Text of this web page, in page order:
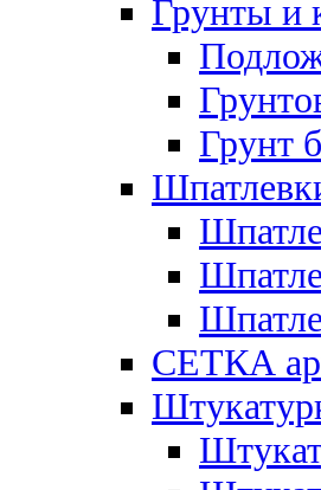
Грунты и
Грунт
СЕТКА